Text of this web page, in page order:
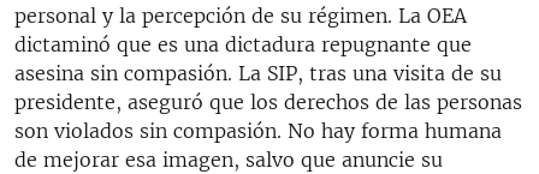
personal y la percepción de su régimen. La OEA
dictaminó que es una dictadura repugnante que
asesina sin compasión. La SIP, tras una visita de su
presidente, aseguró que los derechos de las personas
son violados sin compasión. No hay forma humana
de mejorar esa imagen, salvo que anuncie su